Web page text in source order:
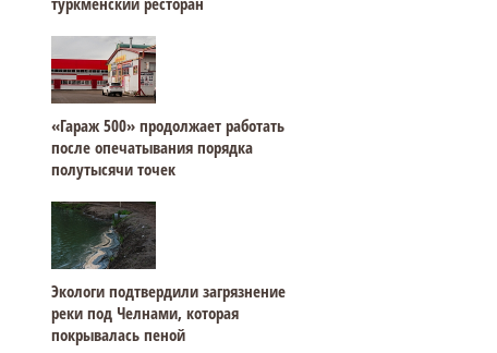
«Гараж 500» продолжает работать
после опечатывания порядка
полутысячи точек
Экологи подтвердили загрязнение
реки под Челнами, которая
покрывалась пеной